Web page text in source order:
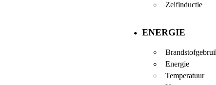
Zelfinductie
ENERGIE
Energie
Temperatuur